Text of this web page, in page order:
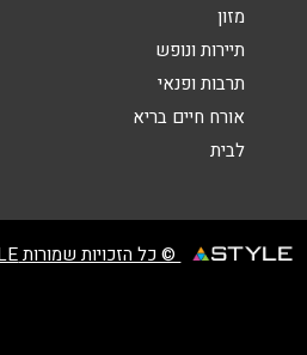
מזון
תיירות ונופש
תרבות ופנאי
אורח חיים בריא
לבית
© כל הזכויות שמורות STYLE ניהול מועדוני לקוחות